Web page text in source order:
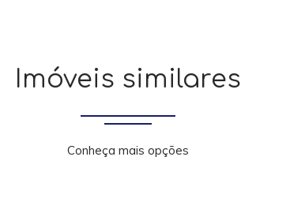
Imóveis similares
Conheça mais opções